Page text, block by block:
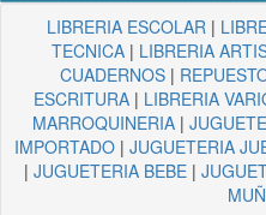
LIBRERIA ESCOLAR |
TECNICA | LIBRERIA
CUADERNOS|
ESCRITURA| LIBRERIA
MARROQUINERIA |
IMPORTADO| JUGUETERIA
| JUGUETERIA BEBE|